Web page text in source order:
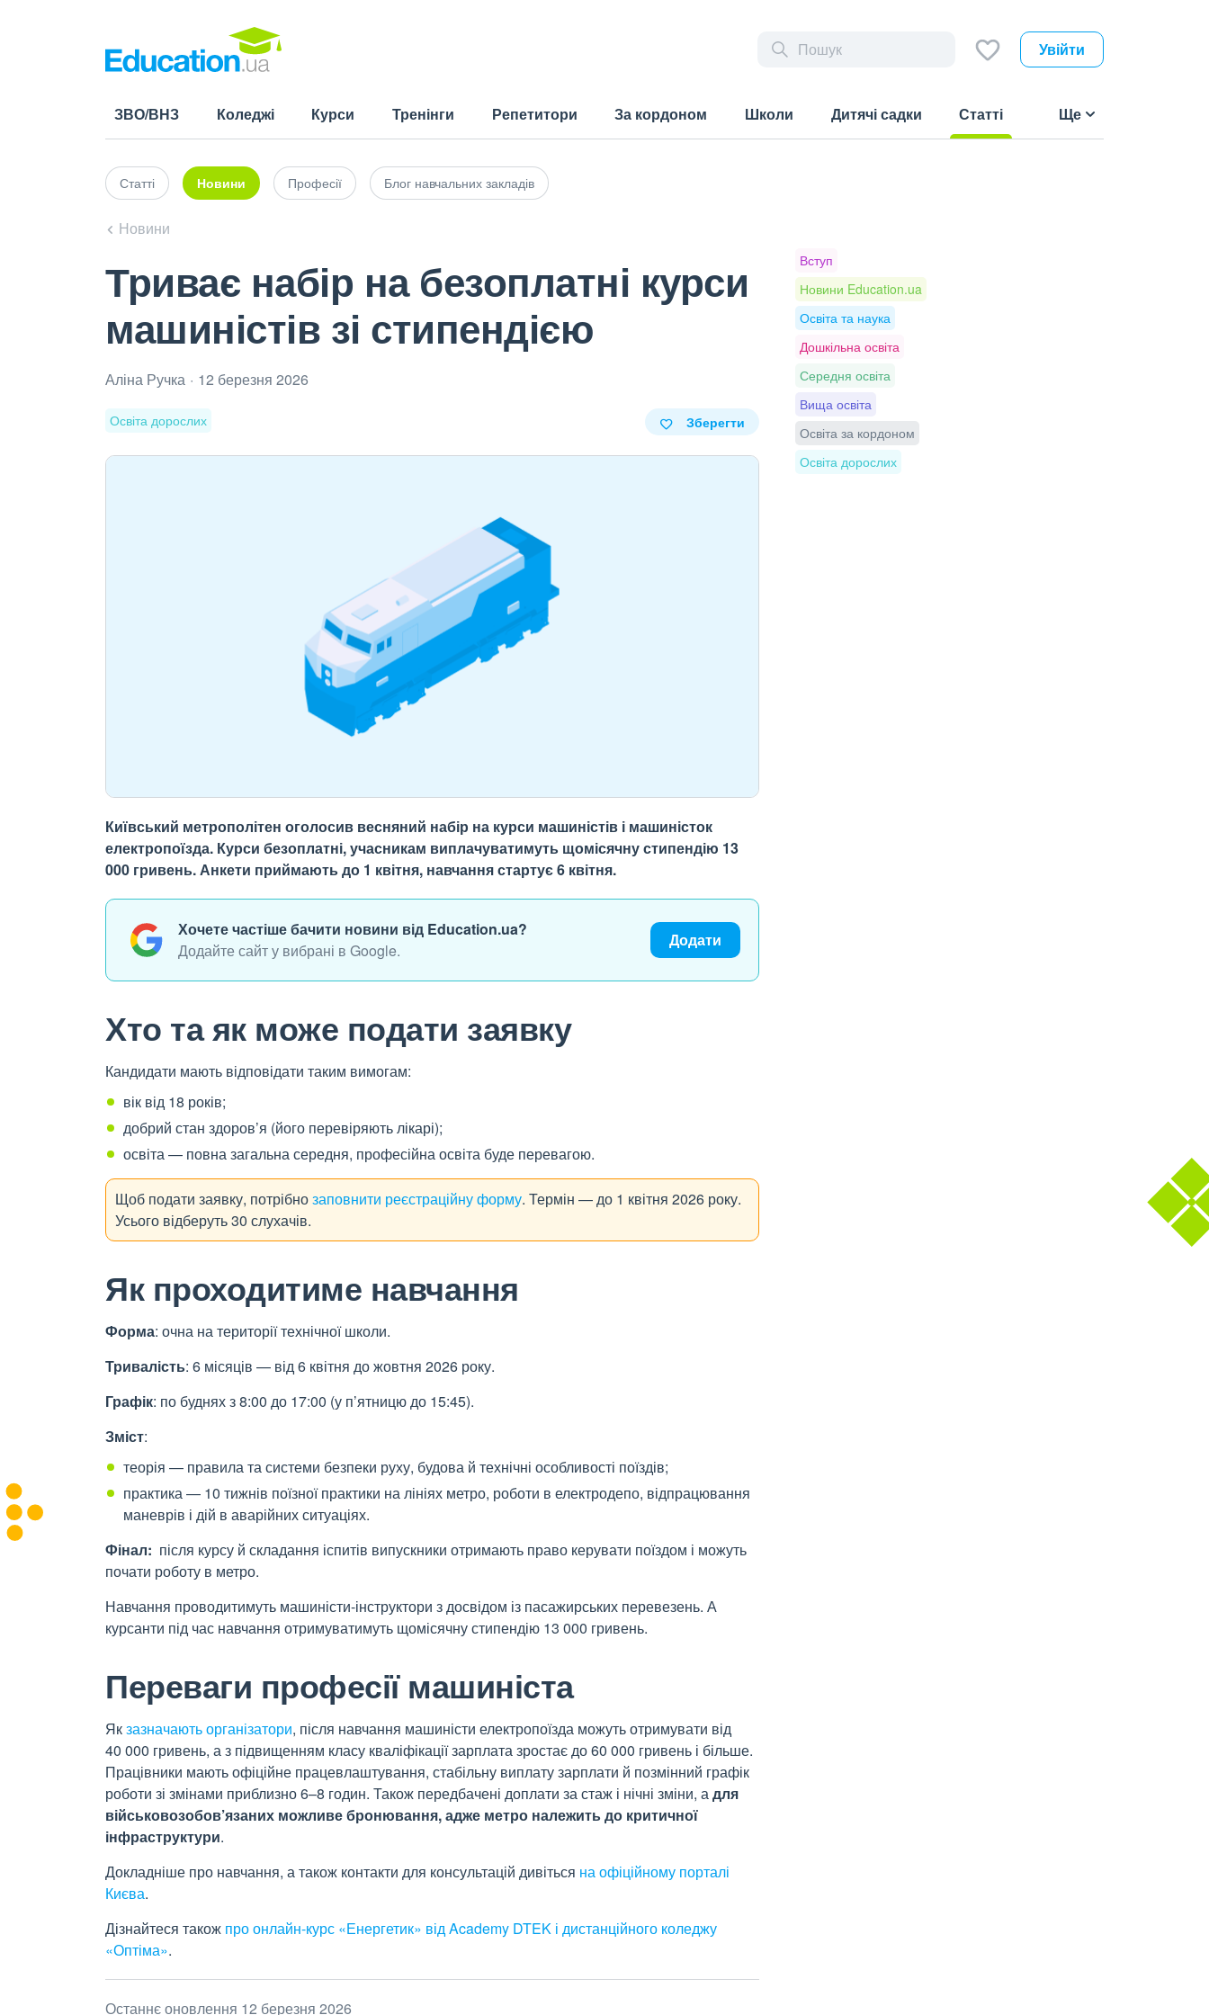
Увійти
ЗВО/ВНЗ Коледжі Курси Тренінги Репетитори За кордоном Школи Дитячі садки
Статті
Ще
Статті Новини Професії Блог навчальних закладів
Новини
Триває набір на безоплатні курси
машиністів зі стипендією
Аліна Ручка 12 березня 2026
Освіта дорослих Зберегти
Київський метрополітен оголосив весняний набір на курси машиністів і машиністок
електропоїзда. Курси безоплатні, учасникам виплачуватимуть щомісячну стипендію 13
000 гривень. Анкети приймають до 1 квітня, навчання стартує 6 квітня.
Хочете частіше бачити новини від Education.ua?
Додайте сайт у вибрані в Google.
Додати
Хто та як може подати заявку
Кандидати мають відповідати таким вимогам:
вік від 18 років;
добрий стан здоров’я (його перевіряють лікарі);
освіта — повна загальна середня, професійна освіта буде перевагою.
Щоб подати заявку, потрібнозаповнити реєстраційну форму. Термін — до 1 квітня 2026 року.
Усього відберуть 30 слухачів.
Як проходитиме навчання
Форма: очна на території технічної школи.
Тривалість: 6 місяців — від 6 квітня до жовтня 2026 року.
Графік: по буднях з 8:00 до 17:00 (у п’ятницю до 15:45).
Зміст:
теорія — правила та системи безпеки руху, будова й технічні особливості поїздів;
практика — 10 тижнів поїзної практики на лініях метро, роботи в електродепо, відпрацювання
маневрів і дій в аварійних ситуаціях.
Фінал: після курсу й складання іспитів випускники отримають право керувати поїздом і можуть
почати роботу в метро.
Навчання проводитимуть машиністи-інструктори з досвідом із пасажирських перевезень. А
курсанти під час навчання отримуватимуть щомісячну стипендію 13 000 гривень.
Переваги професії машиніста
Якзазначають організатори, після навчання машиністи електропоїзда можуть отримувати від
40 000 гривень, а з підвищенням класу кваліфікації зарплата зростає до 60 000 гривень і більше.
Працівники мають офіційне працевлаштування, стабільну виплату зарплати й позмінний графік
роботи зі змінами приблизно 6–8 годин. Також передбачені доплати за стаж і нічні зміни, адля
військовозобов’язаних можливе бронювання, адже метро належить до критичної
інфраструктури.
Докладніше про навчання, а також контакти для консультацій дивіться на офіційному порталі
Києва.
Дізнайтеся також про онлайн-курс «Енергетик» від Academy DTEK і дистанційного коледжу
«Оптіма».
Останнє оновлення 12 березня 2026
Вступ
Новини Education.ua
Освіта та наука
Дошкільна освіта
Середня освіта
Вища освіта
Освіта за кордоном
Освіта дорослих